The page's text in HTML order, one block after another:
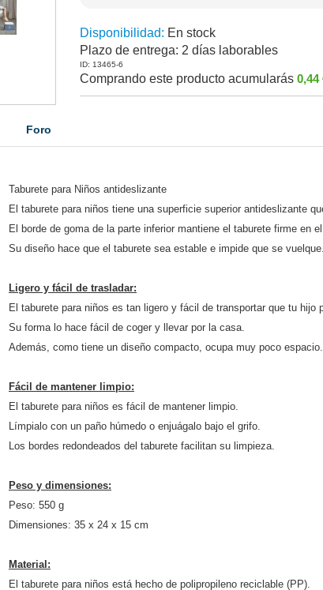
Disponibilidad: En stock
Plazo de entrega: 2 días laborables
ID: 13465-6
Comprando este producto acumularás 0,44
Foro
Taburete para Niños antideslizante
El taburete para niños tiene una superficie superior antideslizante
El borde de goma de la parte inferior mantiene el taburete firme en
Su diseño hace que el taburete sea estable e impide que se vuelque.
Ligero y fácil de trasladar:
El taburete para niños es tan ligero y fácil de transportar que tu hijo
Su forma lo hace fácil de coger y llevar por la casa.
Además, como tiene un diseño compacto, ocupa muy poco espacio.
Fácil de mantener limpio:
El taburete para niños es fácil de mantener limpio.
Límpialo con un paño húmedo o enjuágalo bajo el grifo.
Los bordes redondeados del taburete facilitan su limpieza.
Peso y dimensiones:
Peso: 550 g
Dimensiones: 35 x 24 x 15 cm
Material:
El taburete para niños está hecho de polipropileno reciclable (PP).